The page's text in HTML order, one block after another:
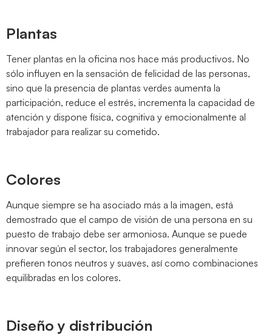
Plantas
Tener plantas en la oficina nos hace más productivos. No
sólo influyen en la sensación de felicidad de las personas,
sino que la presencia de plantas verdes aumenta la
participación, reduce el estrés, incrementa la capacidad de
atención y dispone física, cognitiva y emocionalmente al
trabajador para realizar su cometido.
Colores
Aunque siempre se ha asociado más a la imagen, está
demostrado que el campo de visión de una persona en su
puesto de trabajo debe ser armoniosa. Aunque se puede
innovar según el sector, los trabajadores generalmente
prefieren tonos neutros y suaves, así como combinaciones
equilibradas en los colores.
Diseño y distribución